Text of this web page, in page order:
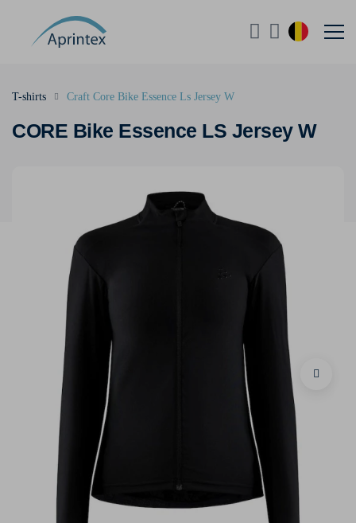
CORE Bike Essence LS Jersey W
T-shirts Craft Core Bike Essence Ls Jersey W